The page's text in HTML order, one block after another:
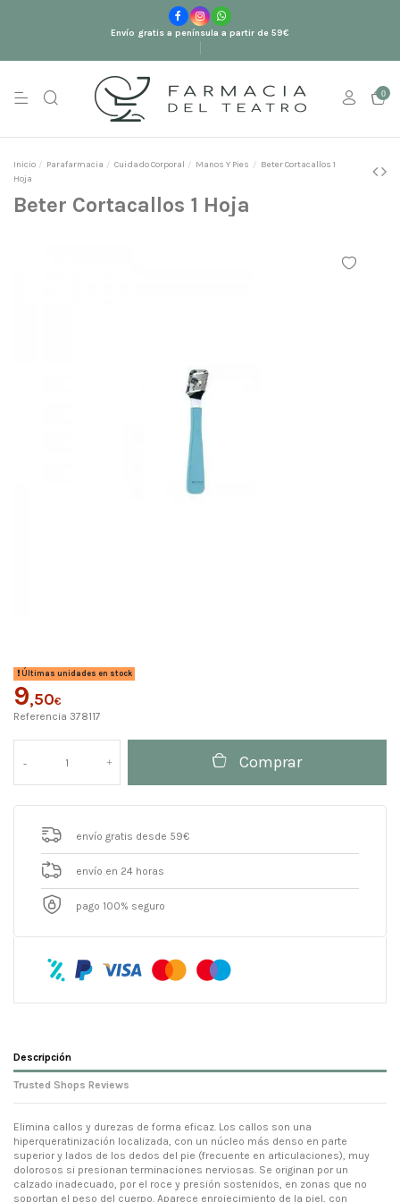
Envío gratis a península a partir de 59€
0
Inicio Parafarmacia Cuidado Corporal Manos Y Pies
Beter Cortacallos 1
Hoja
Beter Cortacallos 1 Hoja
Últimas unidades en stock
9,50€
Referencia 378117
Comprar
envío gratis desde 59€
envío en 24 horas
pago 100% seguro
Descripción
Trusted Shops Reviews
Elimina callos y durezas de forma eficaz. Los callos son una
hiperqueratinización localizada, con un núcleo más denso en parte
superior y lados de los dedos del pie (frecuente en articulaciones), muy
dolorosos si presionan terminaciones nerviosas. Se originan por un
calzado inadecuado, por el roce y presión sostenidos, en zonas que no
soportan el peso del cuerpo. Aparece enrojecimiento de la piel, con